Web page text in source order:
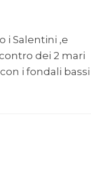
i Salentini ,e
dei 2 mari
i fondali bassi